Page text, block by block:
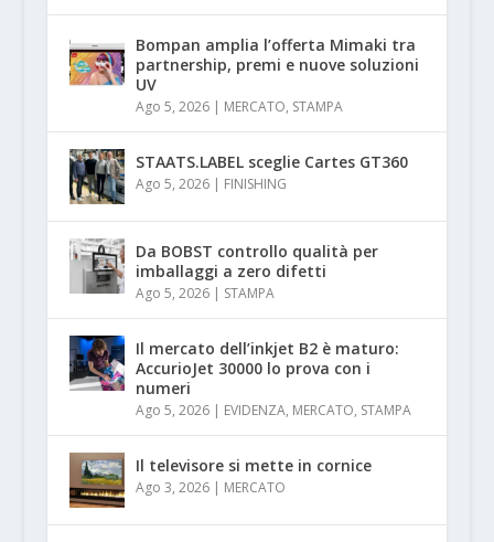
Bompan amplia l’offerta Mimaki tra
partnership, premi e nuove soluzioni
UV
Ago 5, 2026| MERCATO, STAMPA
STAATS.LABEL sceglie Cartes GT360
Ago 5, 2026| FINISHING
Da BOBST controllo qualità per
imballaggi a zero difetti
Ago 5, 2026| STAMPA
Il mercato dell’inkjet B2 è maturo:
AccurioJet 30000 lo prova con i
numeri
Ago 5, 2026| EVIDENZA, MERCATO, STAMPA
Il televisore si mette in cornice
Ago 3, 2026| MERCATO